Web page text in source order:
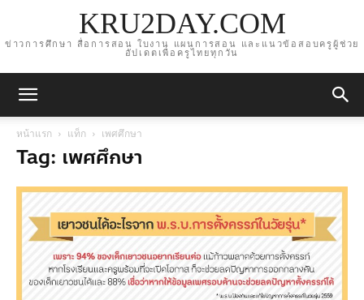
KRU2DAY.COM
ข่าวการศึกษา สื่อการสอน ใบงาน แผนการสอน และแนวข้อสอบครูผู้ช่วย
อัปเดตเพื่อครูไทยทุกวัน
หน้าแรก แท็ก เพศศึกษา
Tag: เพศศึกษา